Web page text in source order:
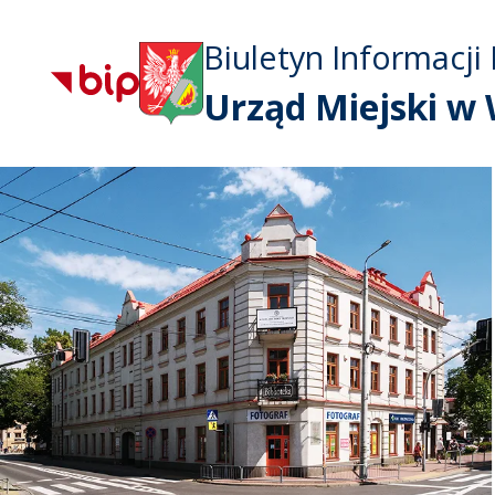
Biuletyn Informacji
Urząd Miejski w